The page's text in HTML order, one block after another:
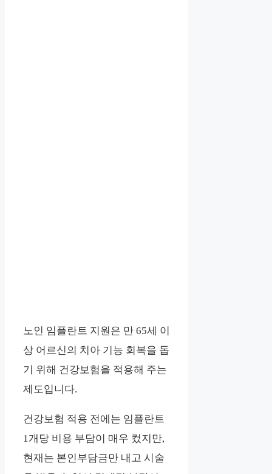
노인 임플란트 지원은 만 65세 이
상 어르신의 치아 기능 회복을 돕
기 위해 건강보험을 적용해 주는
제도입니다.
건강보험 적용 전에는 임플란트
1개당 비용 부담이 매우 컸지만,
현재는 본인부담금만 내고 시술